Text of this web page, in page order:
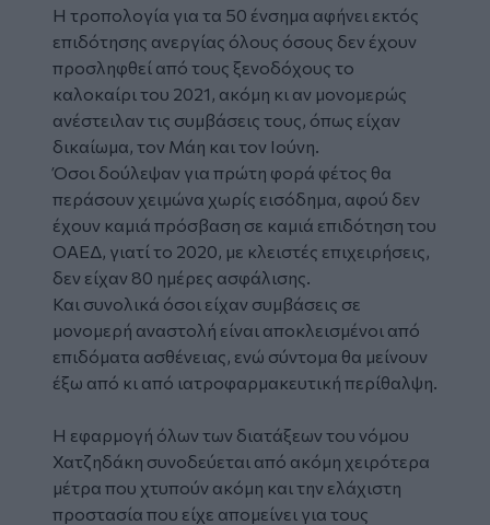
Η τροπολογία για τα 50 ένσημα αφήνει εκτός
επιδότησης ανεργίας όλους όσους δεν έχουν
προσληφθεί από τους ξενοδόχους το
καλοκαίρι του 2021, ακόμη κι αν μονομερώς
ανέστειλαν τις συμβάσεις τους, όπως είχαν
δικαίωμα, τον Μάη και τον Ιούνη.
Όσοι δούλεψαν για πρώτη φορά φέτος θα
περάσουν χειμώνα χωρίς εισόδημα, αφού δεν
έχουν καμιά πρόσβαση σε καμιά επιδότηση του
ΟΑΕΔ, γιατί το 2020, με κλειστές επιχειρήσεις,
δεν είχαν 80 ημέρες ασφάλισης.
Και συνολικά όσοι είχαν συμβάσεις σε
μονομερή αναστολή είναι αποκλεισμένοι από
επιδόματα ασθένειας, ενώ σύντομα θα μείνουν
έξω από κι από ιατροφαρμακευτική περίθαλψη.
Η εφαρμογή όλων των διατάξεων του νόμου
Χατζηδάκη συνοδεύεται από ακόμη χειρότερα
μέτρα που χτυπούν ακόμη και την ελάχιστη
προστασία που είχε απομείνει για τους